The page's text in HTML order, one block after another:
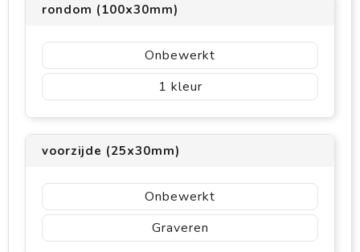
rondom (100x30mm)
Onbewerkt
1
voorzijde (25x30mm)
Onbewerkt
Graveren